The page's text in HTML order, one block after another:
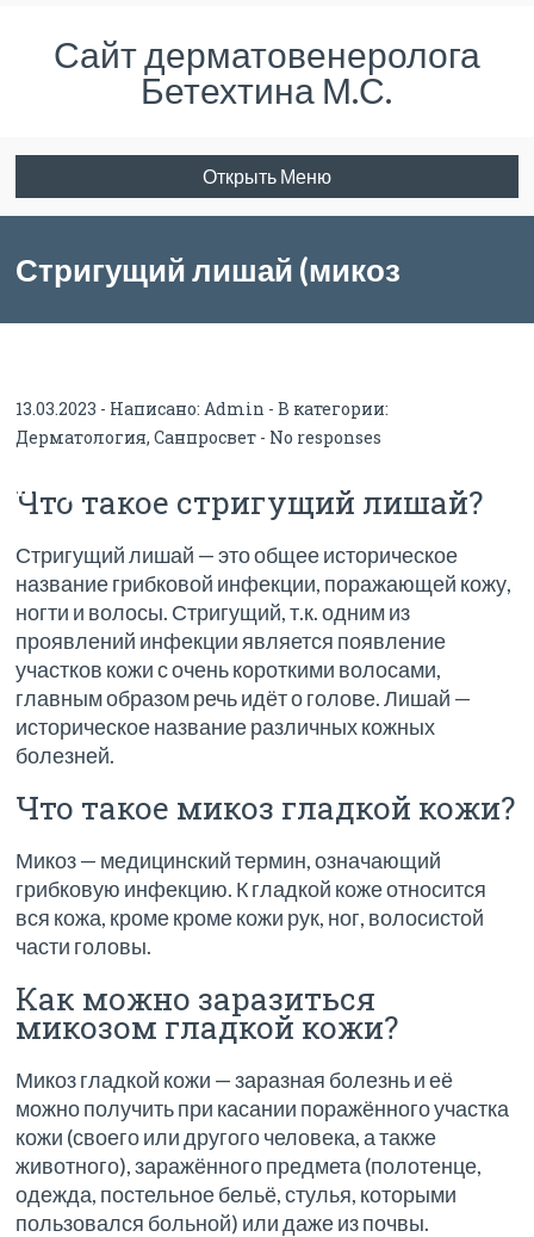
Сайт дерматовенеролога
Бетехтина М.С.
Открыть Меню
Стригущий лишай (микоз
пациентов.
13.03.2023 - Написано:Admin - В категории:
Дерматология,Санпросвет - No responses
Что такое стригущий лишай?
Стригущий лишай — это общее историческое
название грибковой инфекции, поражающей кожу,
ногти и волосы. Стригущий, т.к. одним из
проявлений инфекции является появление
участков кожи с очень короткими волосами,
главным образом речь идёт о голове. Лишай —
историческое название различных кожных
болезней.
Что такое микоз гладкой кожи?
Микоз — медицинский термин, означающий
грибковую инфекцию. К гладкой коже относится
вся кожа, кроме кроме кожи рук, ног, волосистой
части головы.
Как можно заразиться
микозом гладкой кожи?
Микоз гладкой кожи — заразная болезнь и её
можно получить при касании поражённого участка
кожи (своего или другого человека, а также
животного), заражённого предмета (полотенце,
одежда, постельное бельё, стулья, которыми
пользовался больной) или даже из почвы.